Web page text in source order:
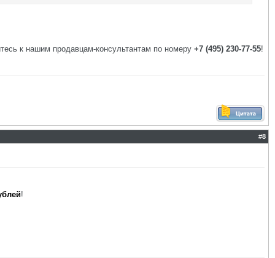
к нашим продавцам-консультантам по номеру +7 (495) 230-77-55!
#8
!